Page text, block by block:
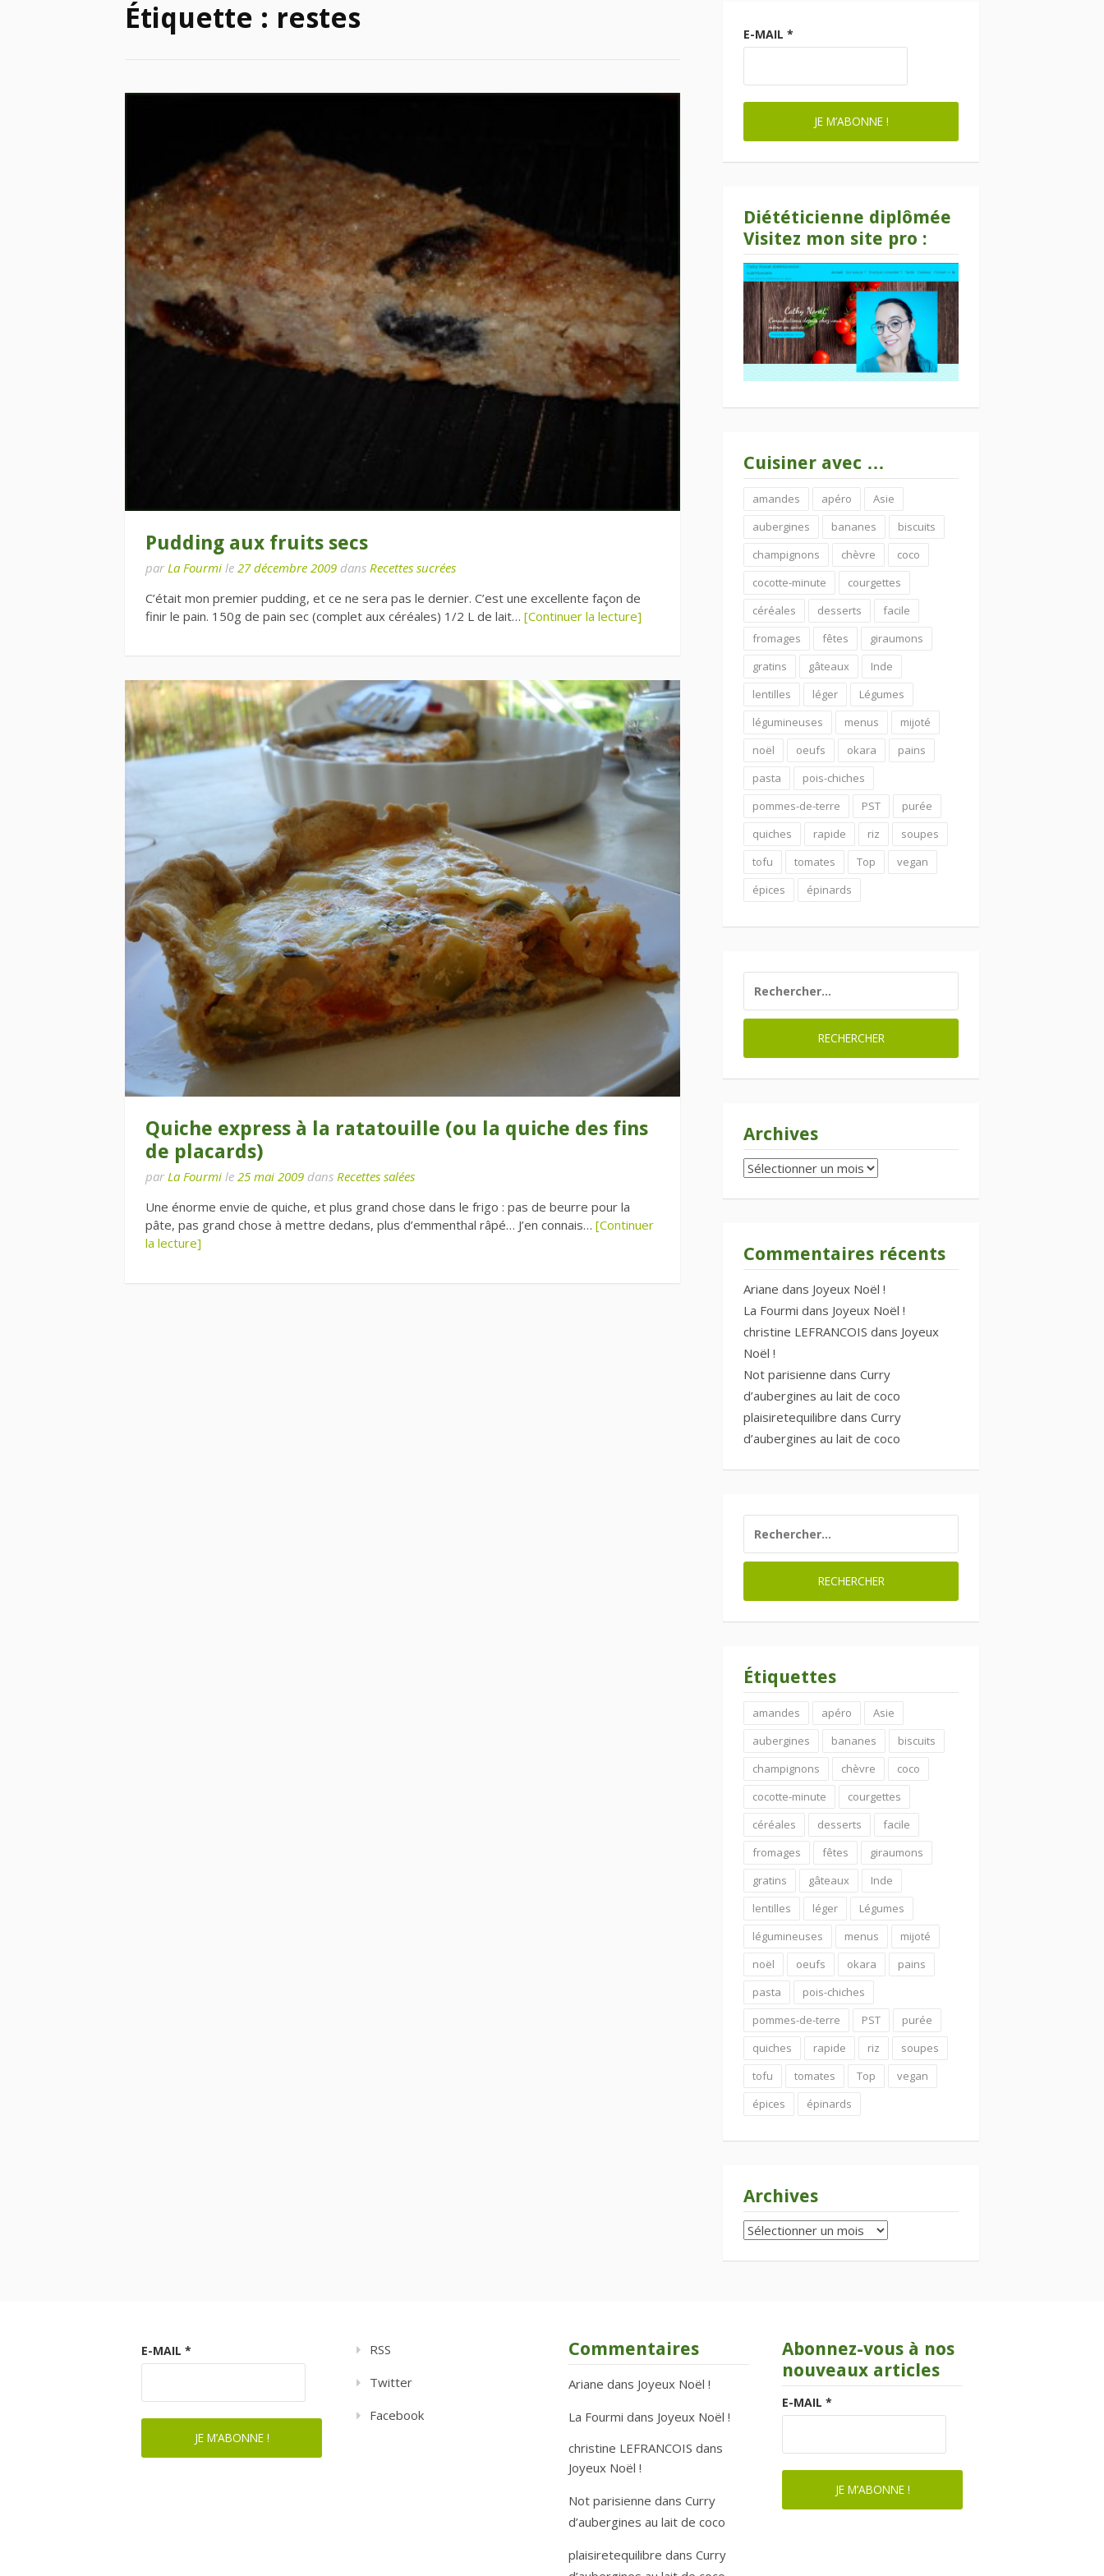
Étiquette : restes
Pudding aux fruits secs
par La Fourmi le 27 décembre 2009 dans Recettes sucrées
C’était mon premier pudding, et ce ne sera pas le dernier. C’est une excellente façon de
finir le pain. 150g de pain sec (complet aux céréales) 1/2 L de lait… [Continuer la lecture]
Quiche express à la ratatouille (ou la quiche des fins
de placards)
par La Fourmi le 25 mai 2009 dans Recettes salées
Une énorme envie de quiche, et plus grand chose dans le frigo : pas de beurre pour la
pâte, pas grand chose à mettre dedans, plus d’emmenthal râpé… J’en connais… [Continuer
la lecture]
E-MAIL *
Diététicienne diplômée
Visitez mon site pro :
Cuisiner avec …
amandes apéro
Asie
aubergines
bananes
biscuits
champignons
chèvre
coco
cocotte-minute
courgettes
céréales
desserts
facile
fromages
fêtes
giraumons
gratins
gâteaux
Inde
lentilles
léger
Légumes
légumineuses
menus
mijoté
noël
oeufs okara
pains
pasta
pois-chiches
pommes-de-terre
PST
purée
quiches
rapide riz
soupes
tofu
tomates Top
vegan
épices
épinards
Archives
Archives
Commentaires récents
Ariane dans Joyeux Noël !
La Fourmi dans Joyeux Noël !
christine LEFRANCOIS dans Joyeux
Noël !
Not parisienne dans Curry
d’aubergines au lait de coco
plaisiretequilibre dans Curry
d’aubergines au lait de coco
Étiquettes
amandes apéro
Asie
aubergines
bananes
biscuits
champignons
chèvre
coco
cocotte-minute
courgettes
céréales
desserts
facile
fromages
fêtes
giraumons
gratins
gâteaux
Inde
lentilles
léger
Légumes
légumineuses
menus
mijoté
noël
oeufs okara
pains
pasta
pois-chiches
pommes-de-terre
PST
purée
quiches
rapide riz
soupes
tofu
tomates Top
vegan
épices
épinards
Archives
Archives
E-MAIL *
RSS
Twitter
Facebook
Commentaires
Ariane dans Joyeux Noël !
La Fourmi dans Joyeux Noël !
christine LEFRANCOIS dans
Joyeux Noël !
Not parisienne dans Curry
d’aubergines au lait de coco
plaisiretequilibre dans Curry
Abonnez-vous à nos
nouveaux articles
E-MAIL *